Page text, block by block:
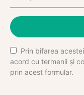
Prin bifarea
acord cu termenii și
prin acest formular.